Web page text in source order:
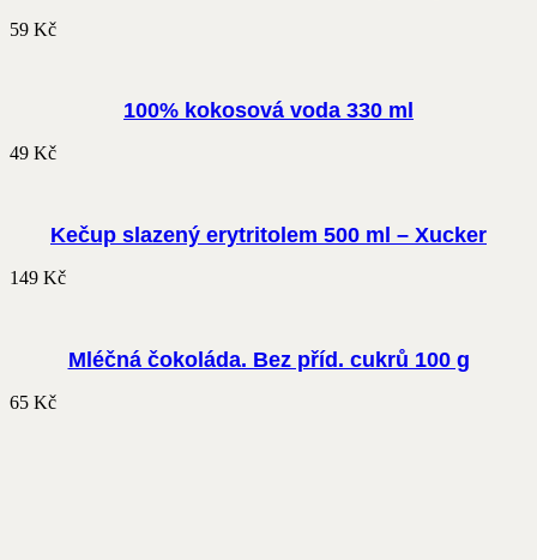
59 Kč
100% kokosová voda 330 ml
49 Kč
Kečup slazený erytritolem 500 ml – Xucker
149 Kč
Mléčná čokoláda. Bez příd. cukrů 100 g
65 Kč